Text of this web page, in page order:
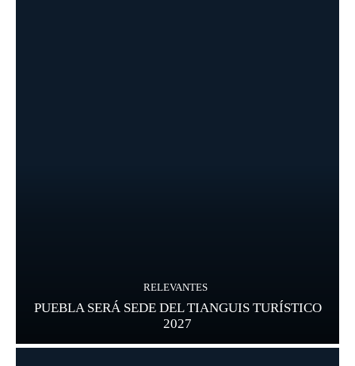
RELEVANTES
PUEBLA SERÁ SEDE DEL TIANGUIS TURÍSTICO
2027